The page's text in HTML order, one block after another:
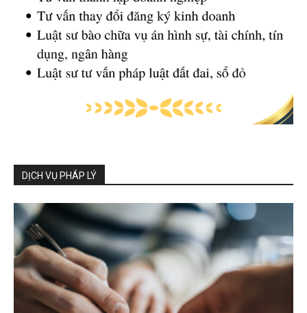
DỊCH VỤ PHÁP LÝ